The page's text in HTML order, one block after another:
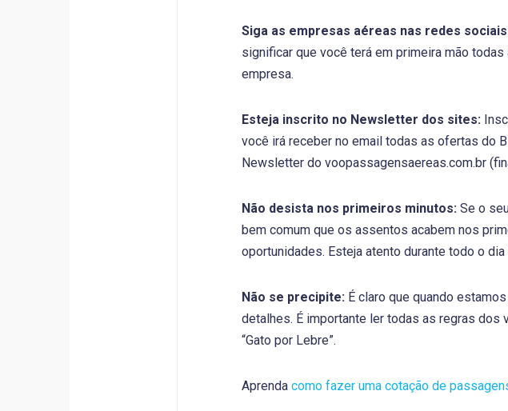
Siga as empresas aéreas nas redes
significar que você terá em primeira mão
empresa.
Esteja inscrito no Newsletter dos sites:
você irá receber no email todas as ofertas do
Newsletter do voopassagensaereas.com.br
Não desista nos primeiros minutos: Se o
bem comum que os assentos acabem nos
oportunidades. Esteja atento durante todo o
Não se precipite: É claro que quando
detalhes. É importante ler todas as regras dos
“Gato por Lebre”.
Aprenda como fazer uma cotação de